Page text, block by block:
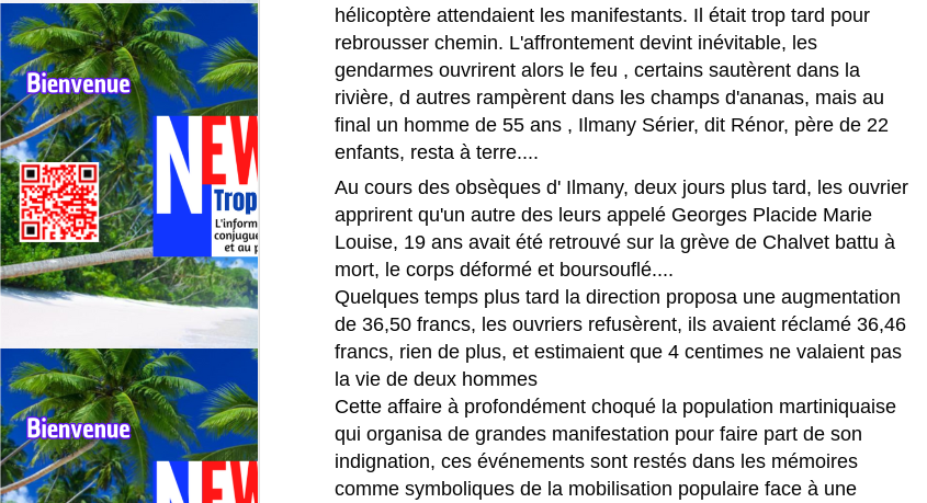
hélicoptère attendaient les manifestants. Il était trop tard pour
rebrousser chemin. L'affrontement devint inévitable, les
gendarmes ouvrirent alors le feu , certains sautèrent dans la
rivière, d autres rampèrent dans les champs d'ananas, mais au
final un homme de 55 ans , Ilmany Sérier, dit Rénor, père de 22
enfants, resta à terre....
Au cours des obsèques d' Ilmany, deux jours plus tard, les ouvrier
apprirent qu'un autre des leurs appelé Georges Placide Marie
Louise, 19 ans avait été retrouvé sur la grève de Chalvet battu à
mort, le corps déformé et boursouflé....
Quelques temps plus tard la direction proposa une augmentation
de 36,50 francs, les ouvriers refusèrent, ils avaient réclamé 36,46
francs, rien de plus, et estimaient que 4 centimes ne valaient pas
la vie de deux hommes
Cette affaire à profondément choqué la population martiniquaise
qui organisa de grandes manifestation pour faire part de son
indignation, ces événements sont restés dans les mémoires
comme symboliques de la mobilisation populaire face à une
La Martinique officiellement membre associé de la CARICOM : une
révolution diplomatique et régionale.
La Martinique est devenue, le 16 juin 2026, la première région française
des Antilles-Guyane, à intégrer la CARICOM en tant que membre
associé.
7
FERNAND NEROR, vainqueur du tour cycliste de
FERNAND NEROR, vainqueur du tour cycliste de Martinique en 1971.
Reste toujours dans le vélo, Il fonde et dirige un magasin de vente et de
réparation de vélos.
Fernand Néror appartient à cette génération de coureurs qui ont façonné
l’histoire du cyclisme martiniquais. Fils du cycliste Paul Néror, il
s’impose dès ses débuts comme l’un des talents les plus prometteurs
de l’Union Cycliste Martiniquaise.
JUL
6
La journaliste martiniquaise Fanny Marsot quitte
Europe , pour explorer de nouvelles opportunités
professionnelles.
FANNY MARSOT TOURNE LA PAGE EUROPE 1, ET OUVRE UN
NOUVEAU CHAPITRE.